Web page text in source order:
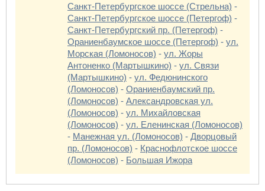
Санкт-Петербургское шоссе (Стрельна) -
Санкт-Петербургское шоссе (Петергоф) -
Санкт-Петербургский пр. (Петергоф) -
Ораниенбаумское шоссе (Петергоф) - ул.
Морская (Ломоносов) - ул. Жоры
Антоненко (Мартышкино) - ул. Связи
(Мартышкино) - ул. Федюнинского
(Ломоносов) - Ораниенбаумский пр.
(Ломоносов) - Александровская ул.
(Ломоносов) - ул. Михайловская
(Ломоносов) - ул. Еленинская (Ломоносов)
- Манежная ул. (Ломоносов) - Дворцовый
пр. (Ломоносов) - Краснофлотское шоссе
(Ломоносов) - Большая Ижора